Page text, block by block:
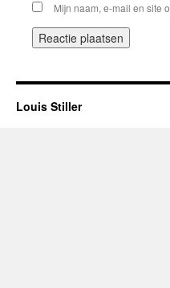
Mijn naam, e-mail en site
Louis Stiller